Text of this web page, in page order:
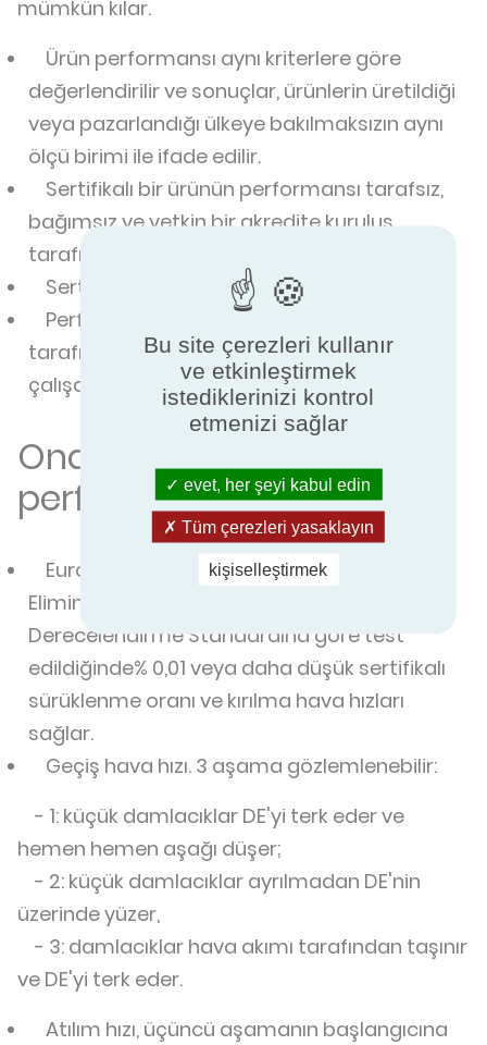
mümkün kılar.
Ürün performansı aynı kriterlere göre
değerlendirilir ve sonuçlar, ürünlerin üretildiği
veya pazarlandığı ülkeye bakılmaksızın aynı
ölçü birimi ile ifade edilir.
Sertifikalı bir ürünün performansı tarafsız,
bağımsız ve yetkin bir akredite kuruluş
tarafından doğrulanır.
Sertifikalı ürünler standartlara uygundur.
Performansı onaylanan bir ürün, üretici
tarafından belirtilen özelliklere göre
çalışacaktır.
Onayladığımız
performanslar
Eurovent Sertifikalı Performans (ECP) Drift
Eliminator sertifika programı, ilgili Eurovent
Derecelendirme Standardına göre test
edildiğinde% 0,01 veya daha düşük sertifikalı
sürüklenme oranı ve kırılma hava hızları
sağlar.
Geçiş hava hızı. 3 aşama gözlemlenebilir:
- 1: küçük damlacıklar DE'yi terk eder ve
hemen hemen aşağı düşer;
- 2: küçük damlacıklar ayrılmadan DE'nin
üzerinde yüzer,
- 3: damlacıklar hava akımı tarafından taşınır
ve DE'yi terk eder.
Atılım hızı, üçüncü aşamanın başlangıcına
Bu site çerezleri kullanır
ve etkinleştirmek
istediklerinizi kontrol
etmenizi sağlar
evet, her şeyi kabul edin
Tüm çerezleri yasaklayın
kişiselleştirmek